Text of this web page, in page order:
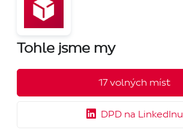
Tohle jsme my
17 volných míst
DPD na LinkedInu